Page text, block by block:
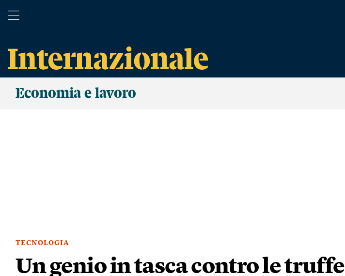
Economia e lavoro
TECNOLOGIA
Un genio in tasca contro le truffe